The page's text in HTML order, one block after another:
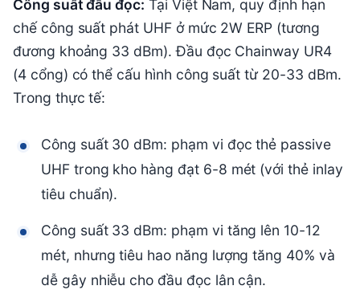
Công suất đầu đọc: Tại Việt Nam, quy định hạn
chế công suất phát UHF ở mức 2W ERP (tương
đương khoảng 33 dBm). Đầu đọc Chainway UR4
(4 cổng) có thể cấu hình công suất từ 20-33 dBm.
Trong thực tế:
Công suất 30 dBm: phạm vi đọc thẻ passive
UHF trong kho hàng đạt 6-8 mét (với thẻ inlay
tiêu chuẩn).
Công suất 33 dBm: phạm vi tăng lên 10-12
mét, nhưng tiêu hao năng lượng tăng 40% và
dễ gây nhiễu cho đầu đọc lân cận.